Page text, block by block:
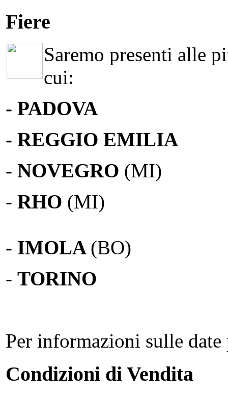
Fiere
Saremo presenti alle
cui:
- PADOVA
- REGGIO EMILIA
- NOVEGRO (MI)
- RHO (MI)
- IMOLA (BO)
- TORINO
Per informazioni sulle
Condizioni di Vendita